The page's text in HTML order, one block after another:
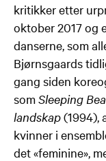
kritikker etter
oktober 2017 og
danserne, som
Bjørnsgaards
gang siden
somSleeping
landskap(1994),
kvinner i
det «feminine»,